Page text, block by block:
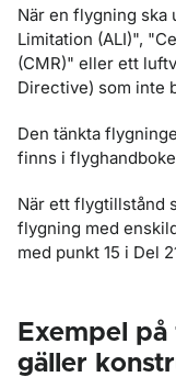
När en flygning
Limitation (ALI)",
(CMR)" eller ett
Directive) som inte
Den tänkta
finns i
När ett flygtillstånd
flygning med
med punkt 15 i Del
Exempel
gäller